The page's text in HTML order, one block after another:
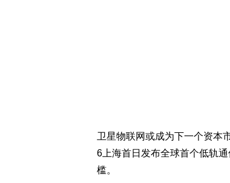
卫星物联网或成为下一个资本
6上海首日发布全球首个低轨通
槛。